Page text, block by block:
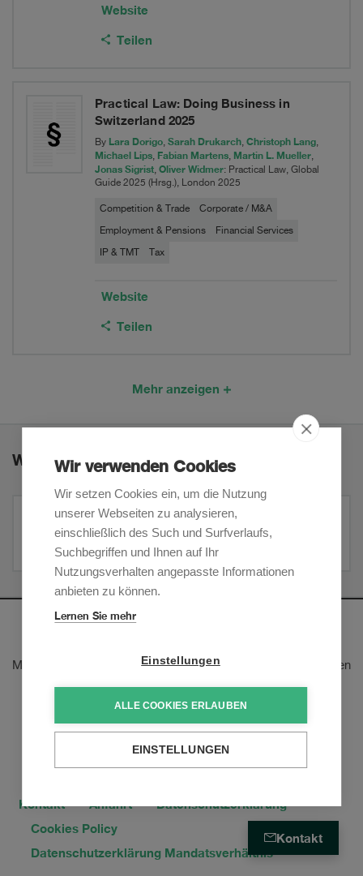
Website
Teilen
Practical Law: Doing Business in
Switzerland 2025
By Lara Dorigo, Sarah Drukarch, Christoph Lang,
Michael Lips, Fabian Martens, Martin L. Mueller,
Jonas Sigrist, Oliver Widmer: Practical Law, Global
Guide 2025 (Hrsg.), London 2025
Competition & Trade Corporate / M&A
Employment & Pensions Financial Services
IP & TMT Tax
Website
Teilen
Mehr anzeigen
Weitere Expertisen
Corporate / M&A
Melden Sie sich an, um unsere E-Mail-Updates zu den neusten
Jetzt anmelden
Kontakt Anfahrt
Datenschutzerklärung
Cookies Policy
Datenschutzerklärung Mandatsverhältnis
Kontakt
Wir verwenden Cookies
Wir setzen Cookies ein, um die Nutzung
unserer Webseiten zu analysieren,
einschließlich des Such und Surfverlaufs,
Suchbegriffen und Ihnen auf Ihr
Nutzungsverhalten angepasste Informationen
anbieten zu können.
Lernen Sie mehr
Einstellungen
ALLE COOKIES ERLAUBEN
EINSTELLUNGEN